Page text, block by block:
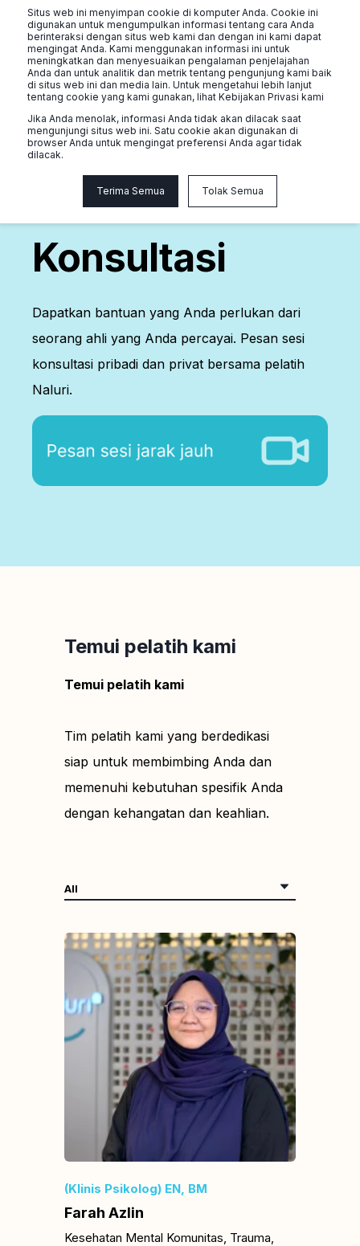
Situs web ini menyimpan cookie di komputer Anda. Cookie ini
digunakan untuk mengumpulkan informasi tentang cara Anda
berinteraksi dengan situs web kami dan dengan ini kami dapat
mengingat Anda. Kami menggunakan informasi ini untuk
meningkatkan dan menyesuaikan pengalaman penjelajahan
Anda dan untuk analitik dan metrik tentang pengunjung kami baik
di situs web ini dan media lain. Untuk mengetahui lebih lanjut
tentang cookie yang kami gunakan, lihat Kebijakan Privasi kami
Jika Anda menolak, informasi Anda tidak akan dilacak saat
mengunjungi situs web ini. Satu cookie akan digunakan di
browser Anda untuk mengingat preferensi Anda agar tidak
dilacak.
Terima Semua Tolak Semua
Singapore
Pesan
Konsultasi
Dapatkan bantuan yang Anda perlukan dari
seorang ahli yang Anda percayai. Pesan sesi
konsultasi pribadi dan privat bersama pelatih
Naluri.
Temui pelatih kami
Temui pelatih kami
Tim pelatih kami yang berdedikasi
siap untuk membimbing Anda dan
memenuhi kebutuhan spesifik Anda
dengan kehangatan dan keahlian.
(Klinis Psikolog) EN, BM
Farah Azlin
Kesehatan Mental Komunitas, Trauma,